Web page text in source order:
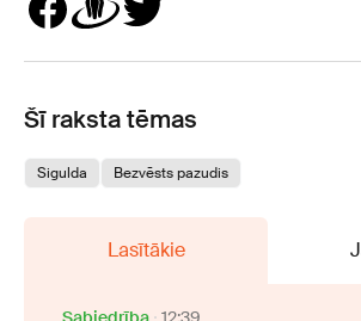
Šī raksta tēmas
Sigulda Bezvēsts pazudis
Lasītākie